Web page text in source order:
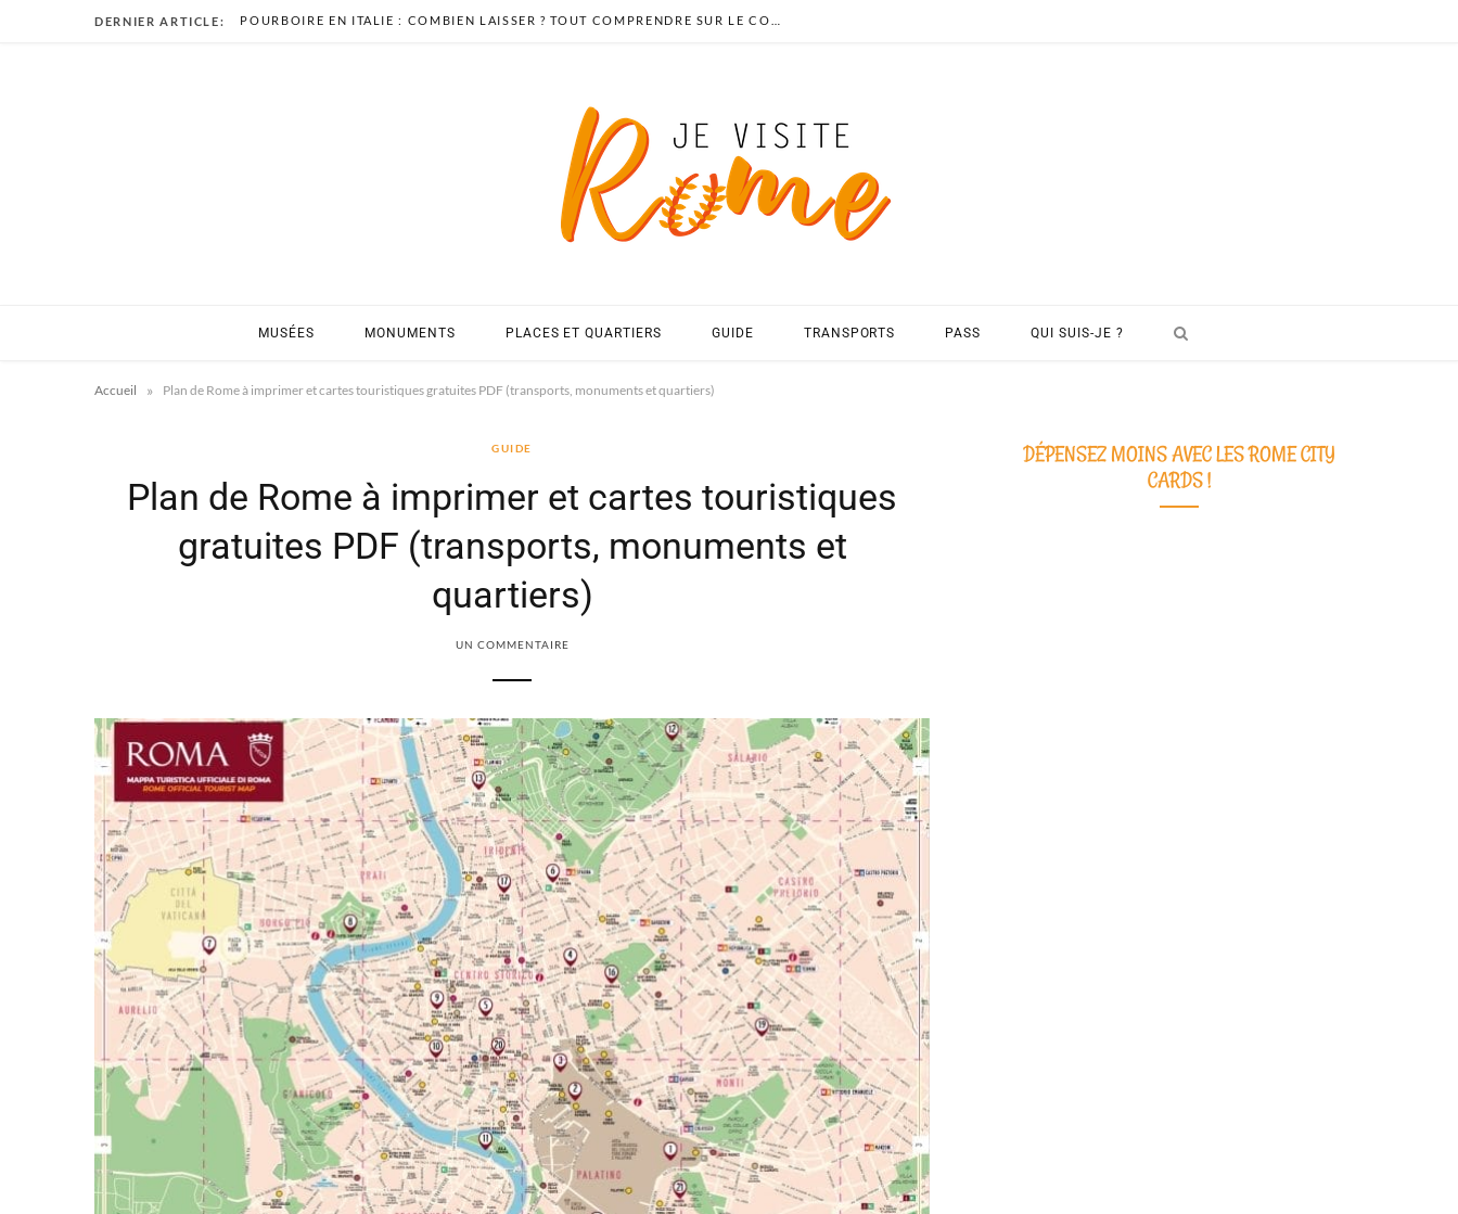
DERNIER ARTICLE:
MUSÉES MONUMENTS PLACES ET QUARTIERS GUIDE TRANSPORTS PASS QUI SUIS-JE ?
Accueil » Plan de Rome à imprimer et cartes touristiques gratuites PDF (transports, monuments et quartiers)
GUIDE
Plan de Rome à imprimer et cartes touristiques
gratuites PDF (transports, monuments et
quartiers)
UN COMMENTAIRE
DÉPENSEZ MOINS AVEC LES ROME CITY
CARDS !